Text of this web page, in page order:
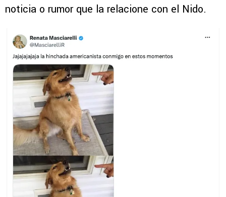
noticia o rumor que la relacione con el Nido.